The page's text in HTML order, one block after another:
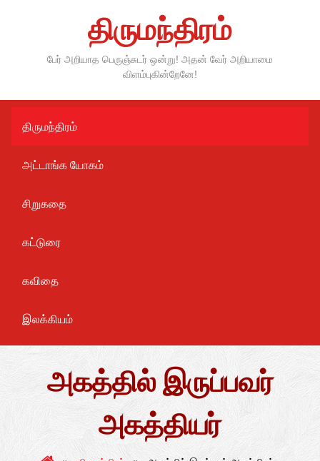
திருமந்திரம்
பேர் அறியாத பெருஞ்சுடர் ஒன்று! அதன் வேர் அறியாமை
விளம்புகின்றேனே!
திருமந்திரம்
அட்டாங்க யோகம்
சிறுகதை
கட்டுரை
கவிதை
இலக்கியம்
அகத்தில் இருப்பவர்
அகத்தியர்